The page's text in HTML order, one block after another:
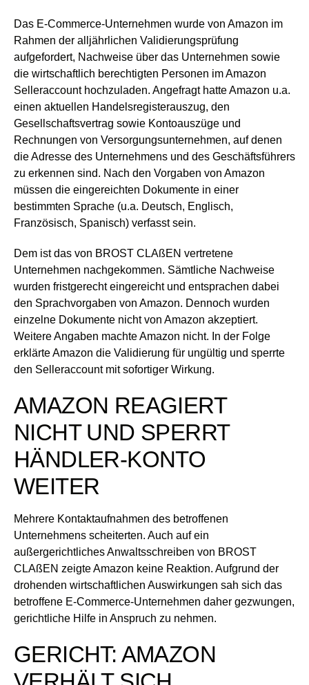
Das E-Commerce-Unternehmen wurde von Amazon im
Rahmen der alljährlichen Validierungsprüfung
aufgefordert, Nachweise über das Unternehmen sowie
die wirtschaftlich berechtigten Personen im Amazon
Selleraccount hochzuladen. Angefragt hatte Amazon u.a.
einen aktuellen Handelsregisterauszug, den
Gesellschaftsvertrag sowie Kontoauszüge und
Rechnungen von Versorgungsunternehmen, auf denen
die Adresse des Unternehmens und des Geschäftsführers
zu erkennen sind. Nach den Vorgaben von Amazon
müssen die eingereichten Dokumente in einer
bestimmten Sprache (u.a. Deutsch, Englisch,
Französisch, Spanisch) verfasst sein.
Dem ist das von BROST CLAßEN vertretene
Unternehmen nachgekommen. Sämtliche Nachweise
wurden fristgerecht eingereicht und entsprachen dabei
den Sprachvorgaben von Amazon. Dennoch wurden
einzelne Dokumente nicht von Amazon akzeptiert.
Weitere Angaben machte Amazon nicht. In der Folge
erklärte Amazon die Validierung für ungültig und sperrte
den Selleraccount mit sofortiger Wirkung.
AMAZON REAGIERT
NICHT UND SPERRT
HÄNDLER-KONTO
WEITER
Mehrere Kontaktaufnahmen des betroffenen
Unternehmens scheiterten. Auch auf ein
außergerichtliches Anwaltsschreiben von BROST
CLAßEN zeigte Amazon keine Reaktion. Aufgrund der
drohenden wirtschaftlichen Auswirkungen sah sich das
betroffene E-Commerce-Unternehmen daher gezwungen,
gerichtliche Hilfe in Anspruch zu nehmen.
GERICHT: AMAZON